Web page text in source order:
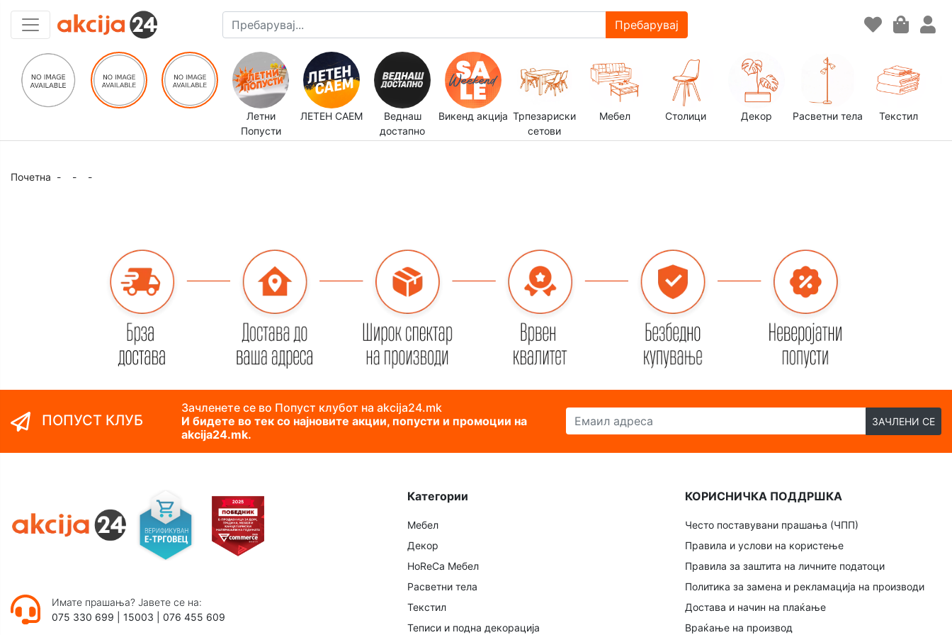
Пребарувај
Летни
Попусти
ЛЕТЕН САЕМ
Веднаш
достапно
Викенд акција Трпезариски
сетови
Мебел Столици Декор Расветни тела Текстил
Почетна - - -
ПОПУСТ КЛУБ
Зачленете се во Попуст клубот на akcija24.mk
И бидете во тек со најновите акции, попусти и промоции на
akcija24.mk.
Емаил адреса
ЗАЧЛЕНИ СЕ
Имате прашања? Јавете се на:
075 330 699
15003 076 455 609
Категории
Мебел
Декор
HoReCa Мебел
Расветни тела
Текстил
Теписи и подна декорација
КОРИСНИЧКА ПОДДРШКА
Често поставувани прашања (ЧПП)
Правила и услови на користење
Правила за заштита на личните податоци
Политика за замена и рекламација на производи
Достава и начин на плаќање
Враќање на производ